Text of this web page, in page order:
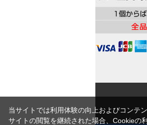
当サイトでは利用体験の向上およびコンテ
サイトの閲覧を継続された場合、Cookieの